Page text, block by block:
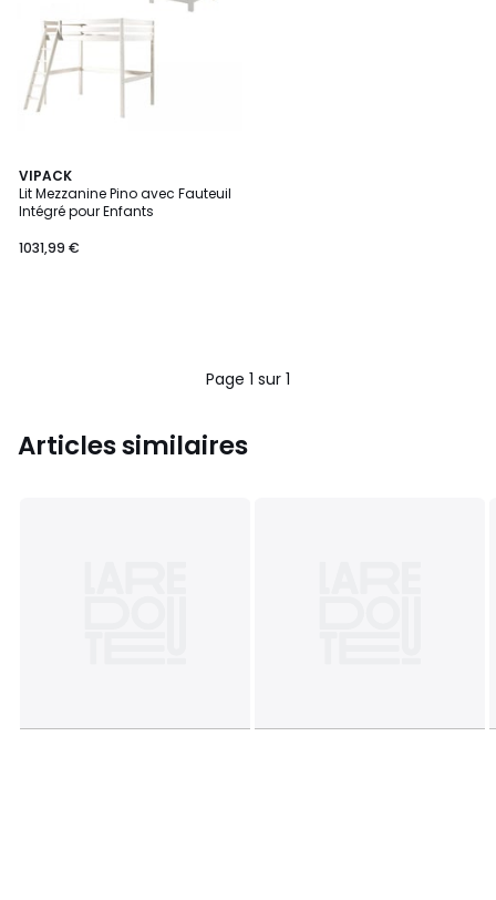
VIPACK
Lit Mezzanine Pino avec Fauteuil
Intégré pour Enfants
1031,99 €
Page 1 sur 1
Articles similaires